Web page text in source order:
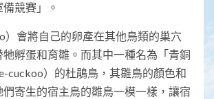
競賽」。
）會將自己的卵產在其他鳥類的巢穴
孵蛋和育雛。而其中一種名為「青銅
cuckoo）的杜鵑鳥，其雛鳥的顏色和
寄生的宿主鳥的雛鳥一模一樣，讓宿